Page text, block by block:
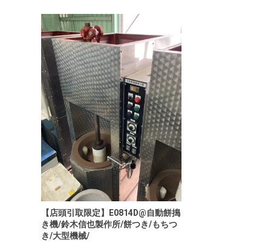
【店頭引取限定】E0814D@自動餅搗
き機/鈴木信也製作所/餅つき/もちつ
き/大型機械/